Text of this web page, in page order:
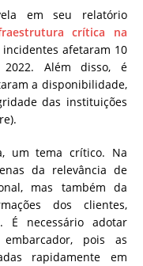
em seu relatório
crítica na
incidentes afetaram 10
Além disso, é
a disponibilidade,
das instituições
um tema crítico. Na
da relevância de
mas também da
dos clientes,
É necessário adotar
pois as
rapidamente em